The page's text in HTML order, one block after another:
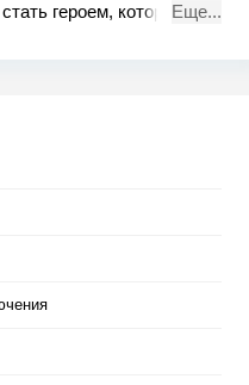
героем, которыйЕще...